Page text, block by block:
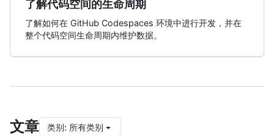
了解代码空间的生命周期
了解如何在 GitHub Codespaces 环境中进行开发，并在
整个代码空间生命周期内维护数据。
文章 类别: 所有类别